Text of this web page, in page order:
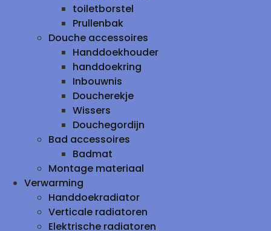
toiletborstel
Prullenbak
Douche accessoires
Handdoekhouder
handdoekring
Inbouwnis
Doucherekje
Wissers
Douchegordijn
Bad accessoires
Badmat
Montage materiaal
Verwarming
Handdoekradiator
Verticale radiatoren
Elektrische radiatoren